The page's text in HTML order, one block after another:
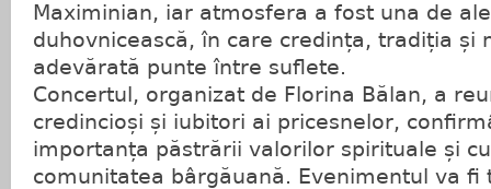
Maximinian, iar atmosfera a fost una de
duhovnicească, în care credința, tradiția și
adevărată punte între suflete.
Concertul, organizat de Florina Bălan, a
credincioși și iubitori ai pricesnelor,
importanța păstrării valorilor spirituale și
comunitatea bârgăuană. Evenimentul va fi